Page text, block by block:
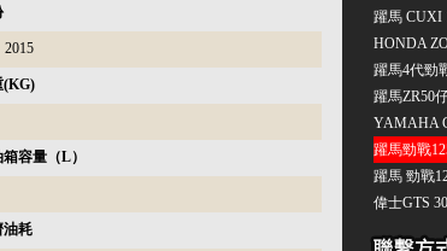
2015
(KG)
容量（L）
油耗
躍馬 CUXI
HONDA
躍馬4代勁
躍馬ZR50
YAMAHA
躍馬勁戰
躍馬 勁戰
偉士GTS